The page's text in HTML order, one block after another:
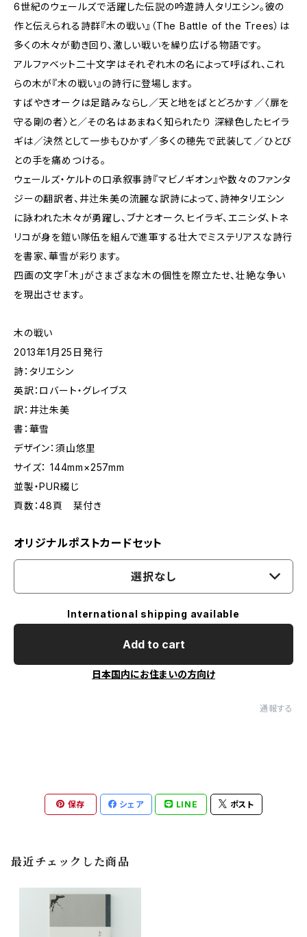
6世紀のウェールズで活躍した伝説の吟遊詩人タリエシン。彼の
作と伝えられる詩群『木の戦い』（The Battle of the Trees）は
多くの木々が動き回り、激しい戦いを繰り広げる物語です。
アルファベット二十文字はそれぞれ木の名によって呼ばれ、これ
らの木が『木の戦い』の詩行に登場します。
すばやきオークは足踏みならし／天と地をばとどろかす／〈扉を
守る剛の者〉と／その名はあまねく知られたり 深緑色したヒイラ
ギは／決然として一歩もひかず／多くの穂先で武装して／ひとび
との手を痛めつける。
ウェールズ・ケルトの口承叙事詩『マビノギオン』や数々のファンタ
ジーの翻訳者、井辻朱美の流麗な訳詩によって、詩神タリエシン
に詠われた木々が勇躍し、ブナとオーク、ヒイラギ、エニシダ、トネ
リコが身を鎧い隊伍を組んで進軍する壮大でミステリアスな詩行
を書家、華雪が彩ります。
四画の文字「木」がさまざまな木の個性を際立たせ、壮絶な争い
を現出させます。
木の戦い
2013年1月25日発行
詩：タリエシン
英訳：ロバート・グレイブス
訳：井辻朱美
書：華雪
デザイン：須山悠里
サイズ： 144mm×257mm
並製・PUR綴じ
頁数：48頁 栞付き
オリジナルポストカードセット
選択なし
International shipping available
Add to cart
日本国内にお住まいの方向け
通報する
保存 シェア LINE ポスト
最近チェックした商品